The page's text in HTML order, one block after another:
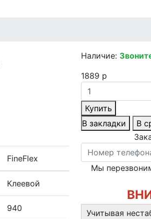
FineFlex
Клеевой
940
Наличие:
1889 р
Купить
В закладки
В
Мы
Учитывая